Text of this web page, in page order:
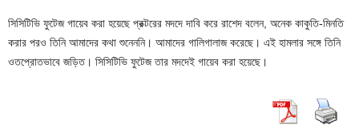
সিসিটিভি ফুটেজ গায়েব করা হয়েছে প্রক্টরের মদদে দাবি করে রাশেদ বলেন, অনেক কাকুতি-মিনতি
করার পরও তিনি আমাদের কথা শুনেননি। আমাদের গালিগালাজ করেছে। এই হামলার সঙ্গে তিনি
ওতপ্রোতভাবে জড়িত। সিসিটিভি ফুটেজ তার মদদেই গায়েব করা হয়েছে।